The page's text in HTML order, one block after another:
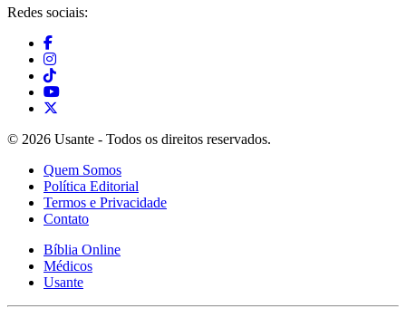
Redes sociais:
© 2026 Usante - Todos os direitos reservados.
Quem Somos
Política Editorial
Termos e Privacidade
Contato
Bíblia Online
Médicos
Usante